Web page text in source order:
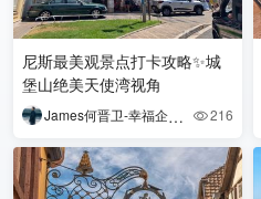
尼斯最美观景点打卡攻略✨城
堡山绝美天使湾视角
James何晋卫-幸福企业家
216